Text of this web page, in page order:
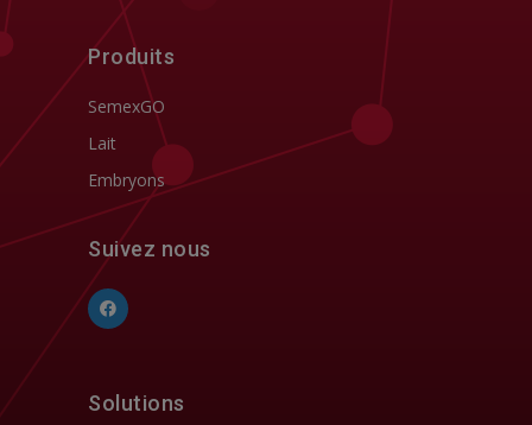
Produits
SemexGO
Lait
Embryons
Suivez nous
Solutions